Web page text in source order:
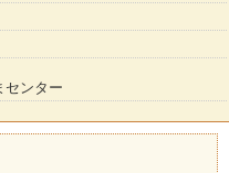
センター